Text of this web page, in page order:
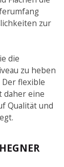
zur
die
zu heben
flexible
daher eine
Qualität und